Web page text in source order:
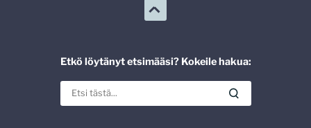
Etkö löytänyt etsimääsi? Kokeile hakua: